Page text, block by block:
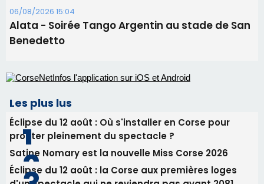
06/08/2026 15:57
Ucciani – Marché des producteurs à Cruculi le
11 août
Corte – L’association A Nuciola organise une
projection sous les étoiles
06/08/2026 15:04
Alata - Soirée Tango Argentin au stade de San
Benedetto